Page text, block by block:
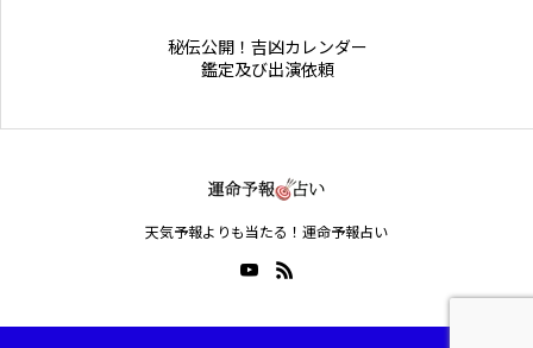
秘伝公開！吉凶カレンダー
鑑定及び出演依頼
天気予報よりも当たる！運命予報占い